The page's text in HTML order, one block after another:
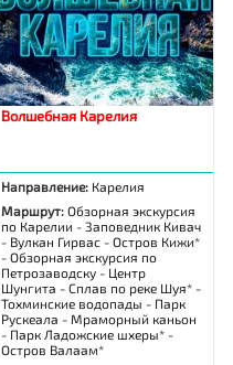
Волшебная Карелия
Направление: Карелия
Маршрут:Обзорная экскурсия
по Карелии - Заповедник Кивач
- Вулкан Гирвас - Остров Кижи*
- Обзорная экскурсия по
Петрозаводску - Центр
Шунгита - Сплав по реке Шуя* -
Тохминские водопады - Парк
Рускеала - Мраморный каньон
- Парк Ладожские шхеры* -
Остров Валаам*